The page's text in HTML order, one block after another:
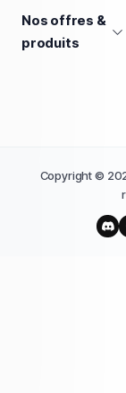
Nos offres &
produits
Copyright ©